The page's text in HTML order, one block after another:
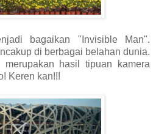
bagaikan "Invisible Man".
di berbagai belahan dunia.
merupakan hasil tipuan kamera
Keren kan!!!